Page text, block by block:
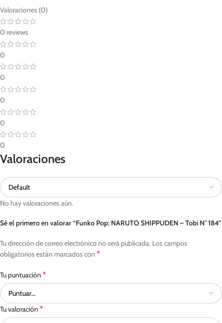
Valoraciones (0)
0 reviews
0
0
0
0
0
Valoraciones
No hay valoraciones aún.
Sé el primero en valorar “Funko Pop: NARUTO SHIPPUDEN – Tobi N° 184”
Tu dirección de correo electrónico no será publicada. Los campos
obligatorios están marcados con *
Tu puntuación *
Tu valoración *